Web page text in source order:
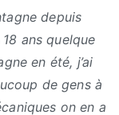
depuis
ans quelque
en été, j’ai
de gens à
on en a